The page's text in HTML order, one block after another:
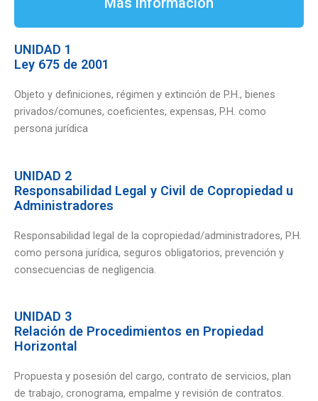
UNIDAD 1
Ley 675 de 2001
Objeto y definiciones, régimen y extinción de P.H., bienes
privados/comunes, coeficientes, expensas, P.H. como
persona jurídica
UNIDAD 2
Responsabilidad Legal y Civil de Copropiedad u
Administradores
Responsabilidad legal de la copropiedad/administradores, P.H.
como persona jurídica, seguros obligatorios, prevención y
consecuencias de negligencia.
UNIDAD 3
Relación de Procedimientos en Propiedad
Horizontal
Propuesta y posesión del cargo, contrato de servicios, plan
de trabajo, cronograma, empalme y revisión de contratos.